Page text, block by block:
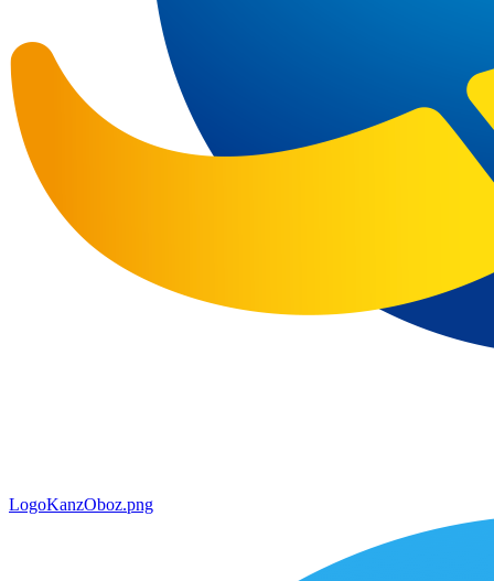
LogoKanzOboz.png